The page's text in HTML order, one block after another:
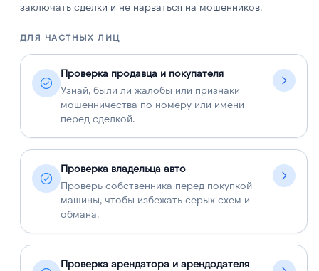
заключать сделки и не нарваться на мошенников.
ДЛЯ ЧАСТНЫХ ЛИЦ
Проверка продавца и покупателя
Узнай, были ли жалобы или признаки
мошенничества по номеру или имени
перед сделкой.
Проверка владельца авто
Проверь собственника перед покупкой
машины, чтобы избежать серых схем и
обмана.
Проверка арендатора и арендодателя